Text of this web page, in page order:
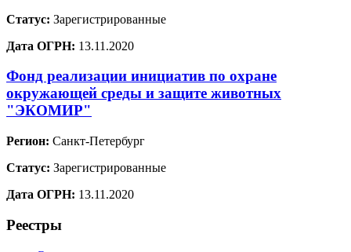
Статус: Зарегистрированные
Дата ОГРН: 13.11.2020
Фонд реализации инициатив по охране
окружающей среды и защите животных
"ЭКОМИР"
Регион: Санкт-Петербург
Статус: Зарегистрированные
Дата ОГРН: 13.11.2020
Реестры